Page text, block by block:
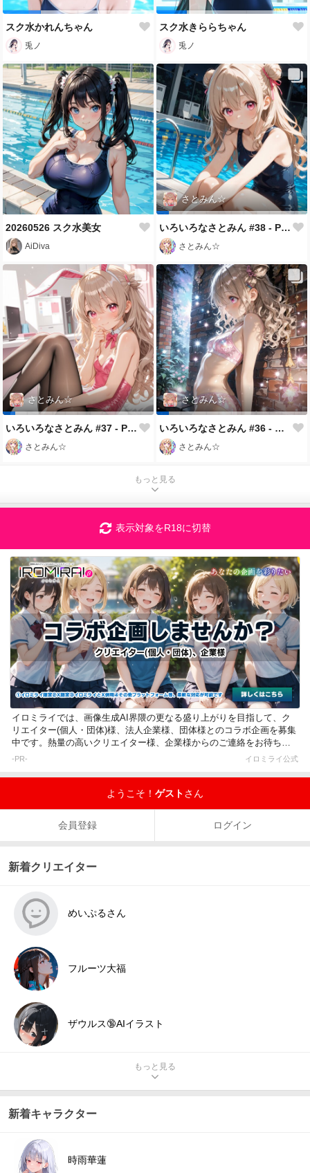
スク水かれんちゃん
兎ノ
スク水きららちゃん
兎ノ
20260526 スク水美女
AiDiva
さとみん☆
いろいろなさとみん #38 - Pon Pon Pon Da Shi
さとみん☆
さとみん☆
いろいろなさとみん #37 - Pon Pon Pon Da Shi
さとみん☆
さとみん☆
いろいろなさとみん #36 - キラ✨ツヤ
さとみん☆
もっと見る
表示対象をR18に切替
イロミライでは、画像生成AI界隈の更なる盛り上がりを目指して、ク
リエイター(個人・団体)様、法人企業様、団体様とのコラボ企画を募集
中です。熱量の高いクリエイター様、企業様からのご連絡をお待ちし
ています。
-PR- イロミライ公式
ようこそ！ ゲストさん
会員登録 ログイン
新着クリエイター
めいぷるさん
フルーツ大福
ザウルス🔞AIイラスト
もっと見る
新着キャラクター
時雨華蓮